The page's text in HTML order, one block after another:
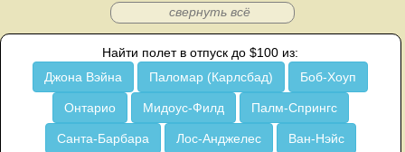
свернуть всё
Найти полет в отпуск до $100 из:
Джона Вэйна
Паломар (Карлсбад) Боб-Хоуп
Онтарио Мидоус-Филд Палм-Спрингс
Санта-Барбара Лос-Анджелес Ван-Нэйс